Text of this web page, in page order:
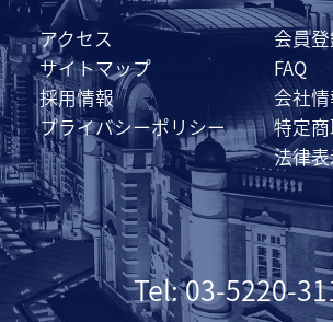
アクセス
会員
サイトマップ
FAQ
採用情報
会社
プライバシーポリシー
特定
法律
Tel: 03-5220-